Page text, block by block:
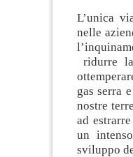
L’unica
nelle
ridurre
gas serra
nostre
ad
un
sviluppo